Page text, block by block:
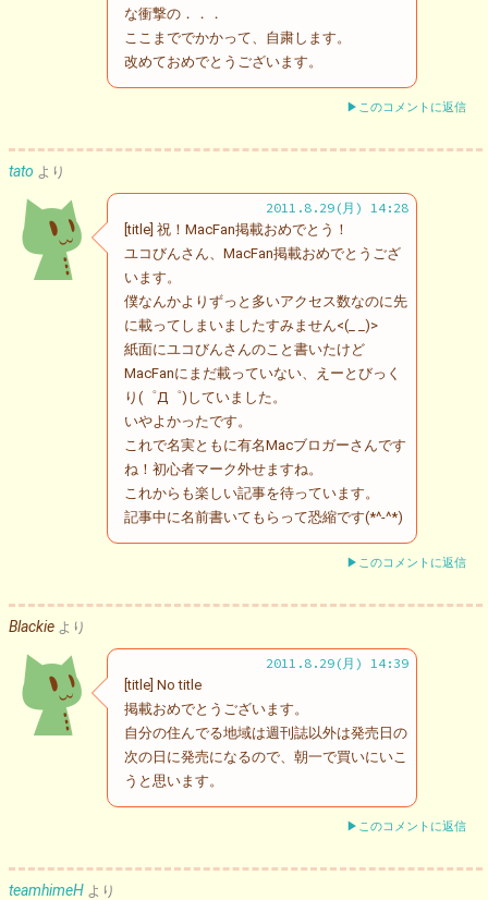
な衝撃の．．．
ここまででかかって、自粛します。
改めておめでとうございます。
▶このコメントに返信
tato より
2011.8.29(月) 14:28
[title] 祝！MacFan掲載おめでとう！
ユコびんさん、MacFan掲載おめでとうござ
います。
僕なんかよりずっと多いアクセス数なのに先
に載ってしまいましたすみません<(_ _)>
紙面にユコびんさんのこと書いたけど
MacFanにまだ載っていない、えーとびっく
り(゜Д゜)していました。
いやよかったです。
これで名実ともに有名Macブロガーさんです
ね！初心者マーク外せますね。
これからも楽しい記事を待っています。
記事中に名前書いてもらって恐縮です(*^-^*)
▶このコメントに返信
Blackie より
2011.8.29(月) 14:39
[title] No title
掲載おめでとうございます。
自分の住んでる地域は週刊誌以外は発売日の
次の日に発売になるので、朝一で買いにいこ
うと思います。
▶このコメントに返信
teamhimeH より